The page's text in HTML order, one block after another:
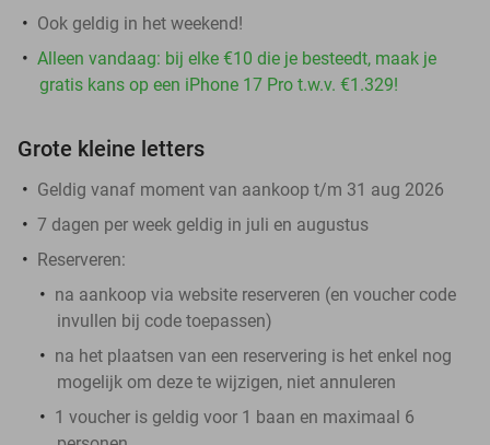
Ook geldig in het weekend!
Alleen vandaag: bij elke €10 die je besteedt, maak je
gratis kans op een iPhone 17 Pro t.w.v. €1.329!
Grote kleine letters
Geldig vanaf moment van aankoop t/m 31 aug 2026
7 dagen per week geldig in juli en augustus
Reserveren:
na aankoop via website reserveren (en voucher code
invullen bij code toepassen)
na het plaatsen van een reservering is het enkel nog
mogelijk om deze te wijzigen, niet annuleren
1 voucher is geldig voor 1 baan en maximaal 6